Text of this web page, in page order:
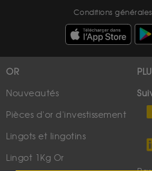
Conditions
OR
Nouveautés
Pièces d'or d'investissement
Lingots et lingotins
Lingot 1Kg Or